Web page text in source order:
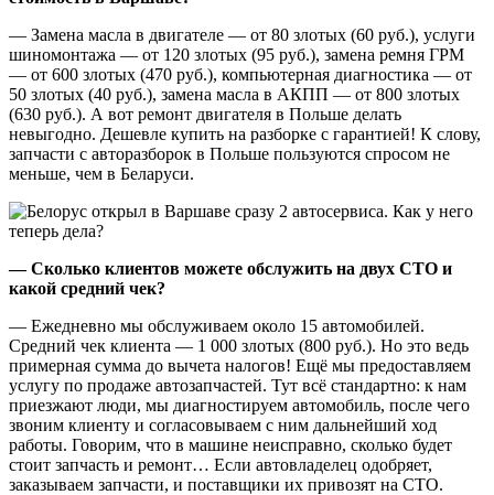
— Замена масла в двигателе — от 80 злотых (60 руб.), услуги
шиномонтажа — от 120 злотых (95 руб.), замена ремня ГРМ
— от 600 злотых (470 руб.), компьютерная диагностика — от
50 злотых (40 руб.), замена масла в АКПП — от 800 злотых
(630 руб.). А вот ремонт двигателя в Польше делать
невыгодно. Дешевле купить на разборке с гарантией! К слову,
запчасти с авторазборок в Польше пользуются спросом не
меньше, чем в Беларуси.
— Сколько клиентов можете обслужить на двух СТО и
какой средний чек?
— Ежедневно мы обслуживаем около 15 автомобилей.
Средний чек клиента — 1 000 злотых (800 руб.). Но это ведь
примерная сумма до вычета налогов! Ещё мы предоставляем
услугу по продаже автозапчастей. Тут всё стандартно: к нам
приезжают люди, мы диагностируем автомобиль, после чего
звоним клиенту и согласовываем с ним дальнейший ход
работы. Говорим, что в машине неисправно, сколько будет
стоит запчасть и ремонт… Если автовладелец одобряет,
заказываем запчасти, и поставщики их привозят на СТО.